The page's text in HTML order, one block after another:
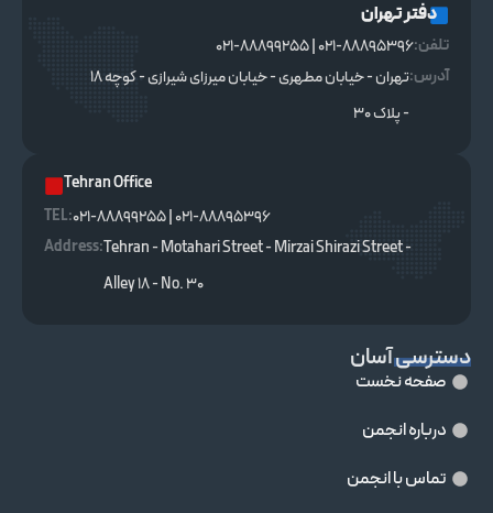
دفتر تهران
تلفن:021-88895396 | 021-88899255
آدرس:
تهران - خیابان مطهری - خیابان میرزای شیرازی - کوچه ۱۸
- پلاک ۳۰
Tehran Office
TEL :
021-88895396 | 021-88899255
Address:Tehran - Motahari Street - Mirzai Shirazi Street -
Alley 18 - No. 30
دسترسی آسان
صفحه نخست
درباره انجمن
تماس با انجمن